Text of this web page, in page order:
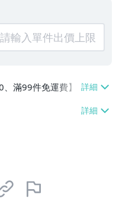
滿99件免運費】